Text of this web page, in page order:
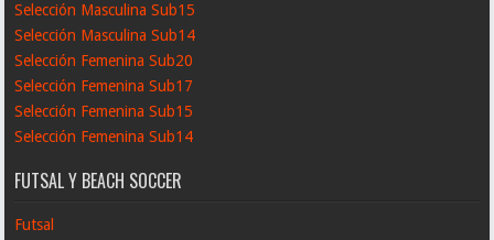
Selección Masculina Sub15
Selección Masculina Sub14
Selección Femenina Sub20
Selección Femenina Sub17
Selección Femenina Sub15
Selección Femenina Sub14
FUTSAL Y BEACH SOCCER
Futsal